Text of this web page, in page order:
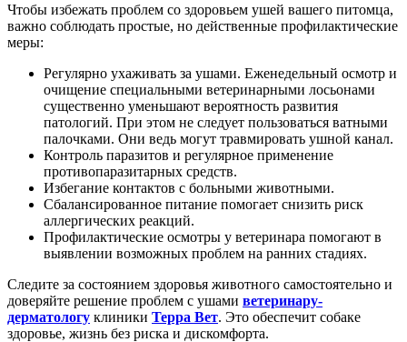
Чтобы избежать проблем со здоровьем ушей вашего питомца,
важно соблюдать простые, но действенные профилактические
меры:
Регулярно ухаживать за ушами. Еженедельный осмотр и
очищение специальными ветеринарными лосьонами
существенно уменьшают вероятность развития
патологий. При этом не следует пользоваться ватными
палочками. Они ведь могут травмировать ушной канал.
Контроль паразитов и регулярное применение
противопаразитарных средств.
Избегание контактов с больными животными.
Сбалансированное питание помогает снизить риск
аллергических реакций.
Профилактические осмотры у ветеринара помогают в
выявлении возможных проблем на ранних стадиях.
Следите за состоянием здоровья животного самостоятельно и
доверяйте решение проблем с ушами ветеринару-
дерматологу клиники Терра Вет. Это обеспечит собаке
здоровье, жизнь без риска и дискомфорта.